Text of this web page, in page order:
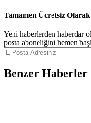
Tamamen Ücretsiz
Yeni haberlerden haberdar
posta aboneliğini hemen
Benzer Haberler